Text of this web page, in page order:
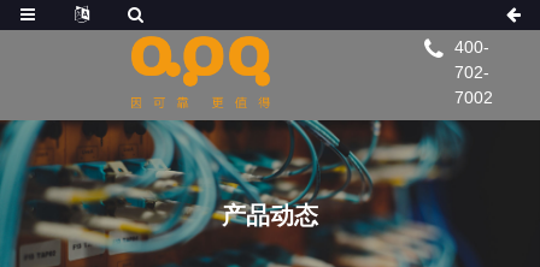
400-
702-
7002
产品动态